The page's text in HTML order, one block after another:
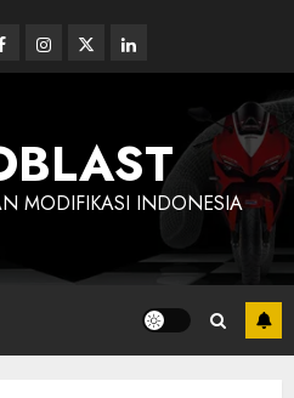
Instagram
Twitterlinkedin
MODIFIKASI INDONESIA